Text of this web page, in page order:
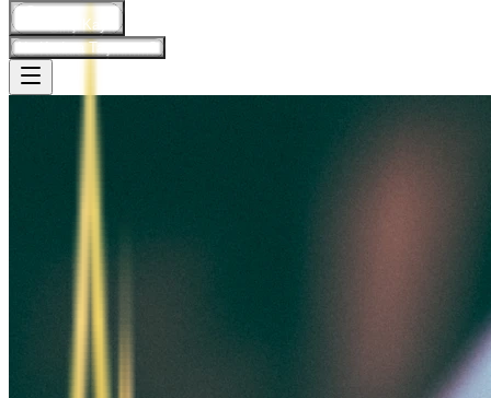
Giriş/Kayıt
Ne Kadara Taşınırım?